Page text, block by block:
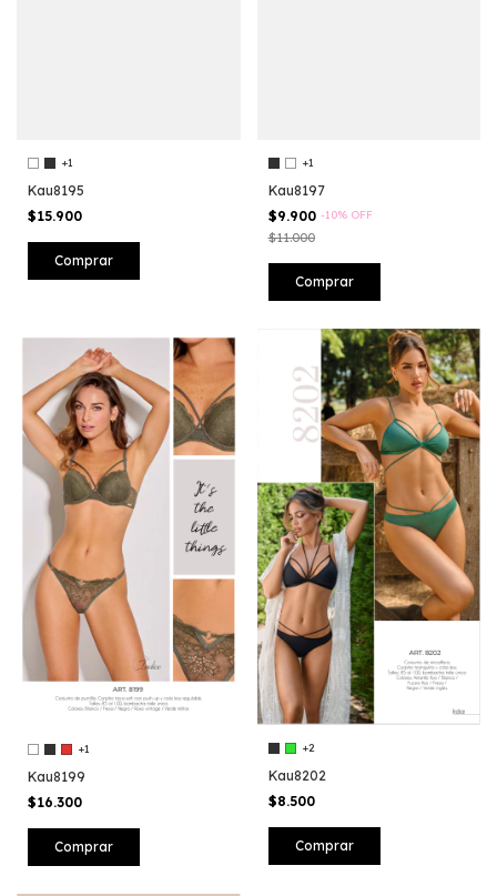
+1
Kau8195
$15.900
Comprar
+1
Kau8197
$9.900 -10% OFF
$11.000
Comprar
+1
Kau8199
$16.300
Comprar
+2
Kau8202
$8.500
Comprar